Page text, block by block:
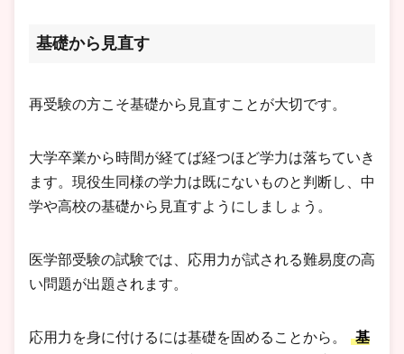
基礎から見直す
再受験の方こそ基礎から見直すことが大切です。
大学卒業から時間が経てば経つほど学力は落ちていき
ます。現役生同様の学力は既にないものと判断し、中
学や高校の基礎から見直すようにしましょう。
医学部受験の試験では、応用力が試される難易度の高
い問題が出題されます。
応用力を身に付けるには基礎を固めることから。 基